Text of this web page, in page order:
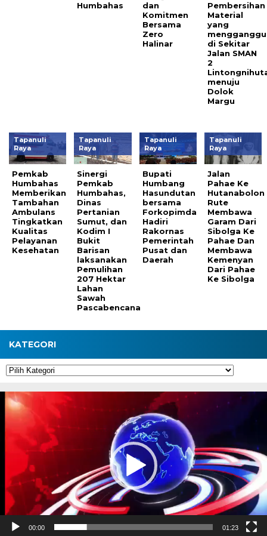
Humbahas
dan
Komitmen
Bersama
Zero
Halinar
Pembersihan
Material
yang
mengganggu
di Sekitar
Jalan SMAN
2
menuju
Dolok
Margu
Tapanuli
Raya
Pemkab
Humbahas
Memberikan
Tambahan
Ambulans
Tingkatkan
Kualitas
Pelayanan
Kesehatan
Tapanuli
Raya
Sinergi
Pemkab
Humbahas,
Dinas
Pertanian
Sumut, dan
Kodim I
Bukit
Barisan
laksanakan
Pemulihan
207 Hektar
Lahan
Sawah
Pascabencana
Tapanuli
Raya
Bupati
Humbang
Hasundutan
bersama
Forkopimda
Hadiri
Rakornas
Pemerintah
Pusat dan
Daerah
Tapanuli
Raya
Jalan
Pahae Ke
Hutanabolon
Rute
Membawa
Garam Dari
Sibolga Ke
Pahae Dan
Membawa
Kemenyan
Dari Pahae
Ke Sibolga
KATEGORI
Kategori
Pemutar
Video
00:00 01:23